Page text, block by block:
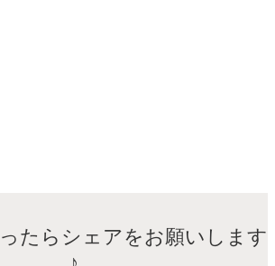
たらシェアをお願いします